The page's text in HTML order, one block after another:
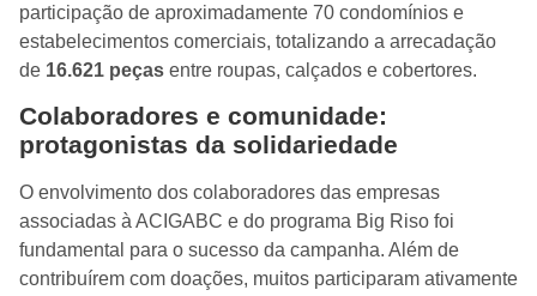
participação de aproximadamente 70 condomínios e
estabelecimentos comerciais, totalizando a arrecadação
de 16.621 peças entre roupas, calçados e cobertores.
Colaboradores e comunidade:
protagonistas da solidariedade
O envolvimento dos colaboradores das empresas
associadas à ACIGABC e do programa Big Riso foi
fundamental para o sucesso da campanha. Além de
contribuírem com doações, muitos participaram ativamente